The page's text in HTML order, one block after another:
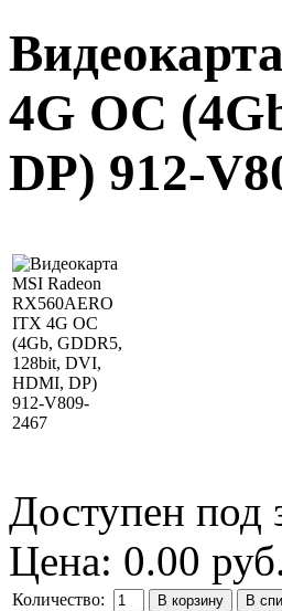
4G OC
DP) 912-
Доступен под
Цена: 0.00
Количество: